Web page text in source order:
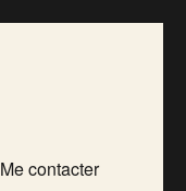
Me contacter